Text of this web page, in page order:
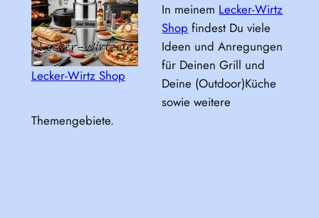
Lecker-Wirtz Shop
In meinem Lecker-Wirtz
Shop findest Du viele
Ideen und Anregungen
für Deinen Grill und
Deine (Outdoor)Küche
sowie weitere
Themengebiete.